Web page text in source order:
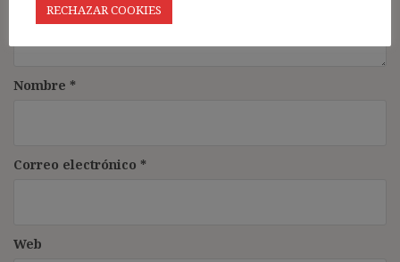
Nombre *
Correo electrónico *
Web
RECHAZAR COOKIES